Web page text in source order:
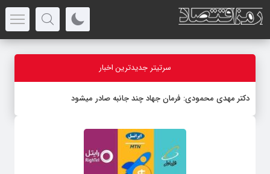
سرتیتر جدیدترین اخبار
دکتر مهدى محمودى: فرمان جهاد چند جانبه صادر میشود